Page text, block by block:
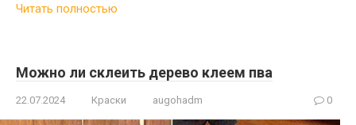
Читать полностью
Можно ли склеить дерево клеем пва
22.07.2024 Краски augohadm 0